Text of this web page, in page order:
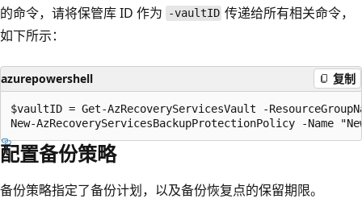
的命令，请将保管库 ID 作为
-vaultID 传递给所有相关命令，
如下所示：
azurepowershell 复制
$vaultID = Get-AzRecoveryServicesVault -
配置备份策略
备份策略指定了备份计划，以及备份恢复点的保留期限。